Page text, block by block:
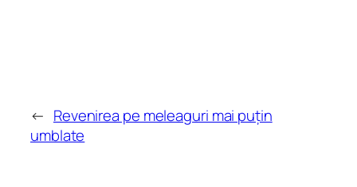
← Revenirea pe meleaguri mai puțin
umblate